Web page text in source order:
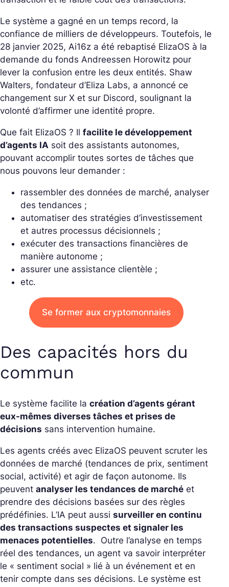
Le système a gagné en un temps record, la
confiance de milliers de développeurs. Toutefois, le
28 janvier 2025, Ai16z a été rebaptisé ElizaOS à la
demande du fonds Andreessen Horowitz pour
lever la confusion entre les deux entités. Shaw
Walters, fondateur d’Eliza Labs, a annoncé ce
changement sur X et sur Discord, soulignant la
volonté d’affirmer une identité propre.
Que fait ElizaOS ? Il facilite le développement
d’agents IA soit des assistants autonomes,
pouvant accomplir toutes sortes de tâches que
nous pouvons leur demander :
rassembler des données de marché, analyser
des tendances ;
automatiser des stratégies d’investissement
et autres processus décisionnels ;
exécuter des transactions financières de
manière autonome ;
assurer une assistance clientèle ;
etc.
Se former aux cryptomonnaies
Des capacités hors du
commun
Le système facilite la création d’agents gérant
eux-mêmes diverses tâches et prises de
décisions sans intervention humaine.
Les agents créés avec ElizaOS peuvent scruter les
données de marché (tendances de prix, sentiment
social, activité) et agir de façon autonome. Ils
peuvent analyser les tendances de marché et
prendre des décisions basées sur des règles
prédéfinies. L’IA peut aussi surveiller en continu
des transactions suspectes et signaler les
menaces potentielles. Outre l’analyse en temps
réel des tendances, un agent va savoir interpréter
le « sentiment social » lié à un événement et en
tenir compte dans ses décisions. Le système est